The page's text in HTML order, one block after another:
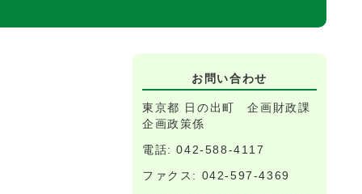
お問い合わせ
東京都 日の出町 企画財政課
企画政策係
電話: 042-588-4117
ファクス: 042-597-4369